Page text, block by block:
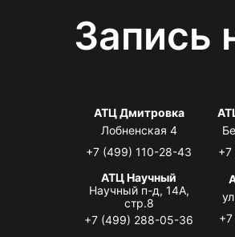
Запись
АТЦ Дмитровка
Лобненская 4
+7 (499) 110-28-43
АТЦ Научный
Научный п-д, 14А,
стр.8
+7 (499) 288-05-36